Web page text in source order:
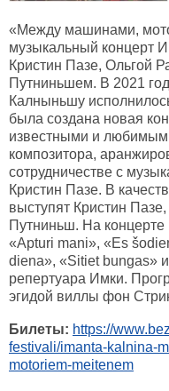
«Между машинами,
музыкальный концерт
Кристин Пазе, Ольгой
Путниньшем. В 2021
Калныньшу
была создана новая
известными и
композитора,
сотрудничестве с
Кристин Пазе. В
выступят Кристин
Путниньш. На концерте
«Apturi mani», «Es
diena», «Sitiet bungas»
репертуара Имки.
эгидой виллы фон
Билеты: https://
festivali/imanta-kalnina-
motoriem-meitenem